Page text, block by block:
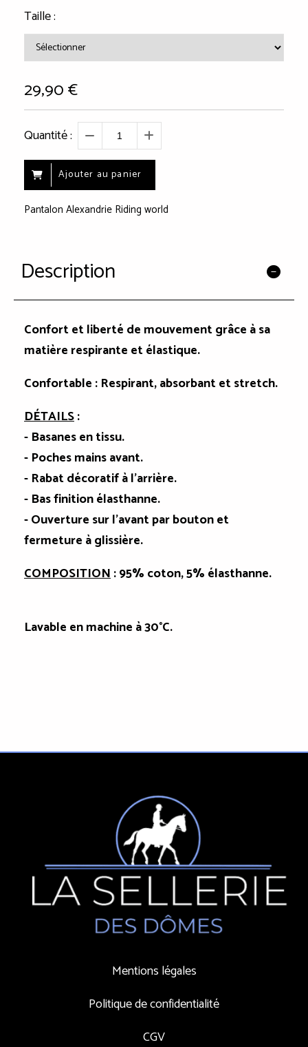
Taille :
29,90€
Quantité :
Ajouter au panier
Pantalon Alexandrie Riding world
Description
Confort et liberté de mouvement grâce à sa
matière respirante et élastique.
Confortable : Respirant, absorbant et stretch.
DÉTAILS:
- Basanes en tissu.
- Poches mains avant.
- Rabat décoratif à l'arrière.
- Bas finition élasthanne.
- Ouverture sur l'avant par bouton et
fermeture à glissière.
COMPOSITION: 95% coton, 5% élasthanne.
Lavable en machine à 30°C.
Mentions légales
Politique de confidentialité
CGV